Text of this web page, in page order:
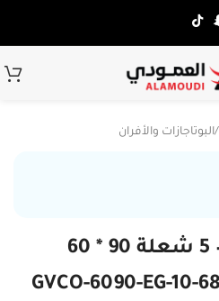
/البوتاجازات والأفران
جي في سي فرن – 5 شعلة 90 * 60